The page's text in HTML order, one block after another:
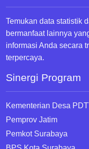
Temukan data statistik
bermanfaat lainnya
informasi Anda secara
terpercaya.
Sinergi Program
Kementerian Desa
Pemprov Jatim
Pemkot Surabaya